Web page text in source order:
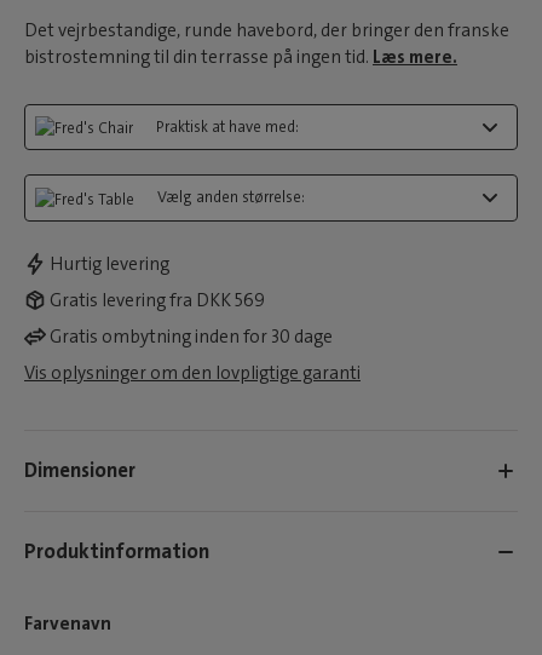
Det vejrbestandige, runde havebord, der bringer den franske
bistrostemning til din terrasse på ingen tid. Læs mere.
Praktisk at have med:
Vælg anden størrelse:
Hurtig levering
Gratis levering fra DKK 569
Gratis ombytning inden for 30 dage
Vis oplysninger om den lovpligtige garanti
Dimensioner
Produktinformation
Farvenavn